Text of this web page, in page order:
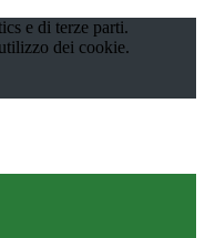
e di terze parti.
dei cookie.